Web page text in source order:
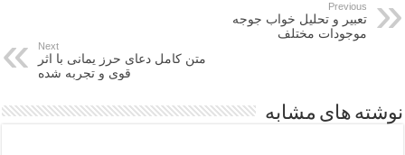
Previous
تعبیر و تحلیل خواب جوجه
موجودات مختلف
Next
متن کامل دعای حرز یمانی با اثر
قوی و تجربه شده
نوشته های مشابه